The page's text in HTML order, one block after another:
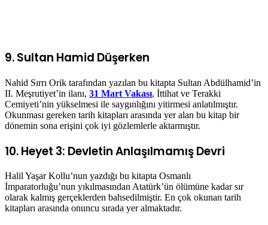
9. Sultan Hamid Düşerken
Nahid Sırrı Orik tarafından yazılan bu kitapta Sultan Abdülhamid’in
II. Meşrutiyet’in ilanı, 31 Mart Vakası, İttihat ve Terakki
Cemiyeti’nin yükselmesi ile saygınlığını yitirmesi anlatılmıştır.
Okunması gereken tarih kitapları arasında yer alan bu kitap bir
dönemin sona erişini çok iyi gözlemlerle aktarmıştır.
10. Heyet 3: Devletin Anlaşılmamış Devri
Halil Yaşar Kollu’nun yazdığı bu kitapta Osmanlı
İmparatorluğu’nun yıkılmasından Atatürk’ün ölümüne kadar sır
olarak kalmış gerçeklerden bahsedilmiştir. En çok okunan tarih
kitapları arasında onuncu sırada yer almaktadır.